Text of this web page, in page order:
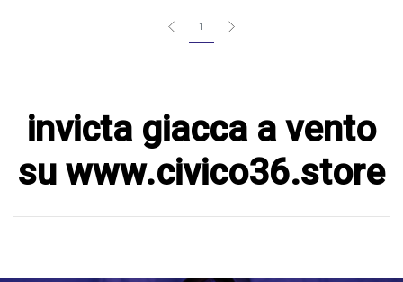
1
invicta giacca a vento
su www.civico36.store